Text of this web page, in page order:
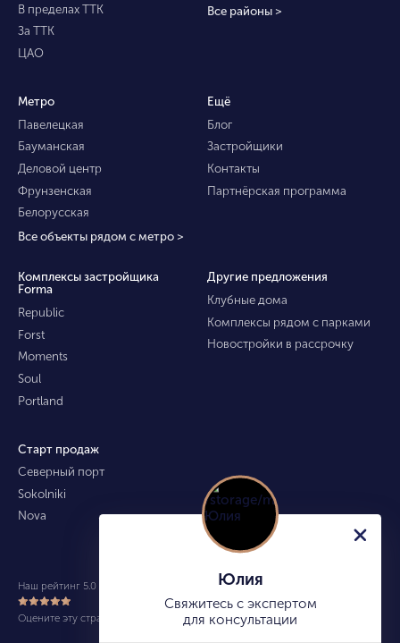
В пределах ТТК
За ТТК
ЦАО
Все районы >
Метро
Павелецкая
Бауманская
Деловой центр
Фрунзенская
Белорусская
Все объекты рядом с метро >
Ещё
Блог
Застройщики
Контакты
Партнёрская программа
Комплексы застройщика
Forma
Republic
Forst
Moments
Soul
Portland
Другие предложения
Клубные дома
Комплексы рядом с парками
Новостройки в рассрочку
Старт продаж
Северный порт
Sokolniki
Nova
Наш рейтинг 5.0 из 5 (490)
Оцените эту страницу
Юлия
Свяжитесь с экспертом
для консультации